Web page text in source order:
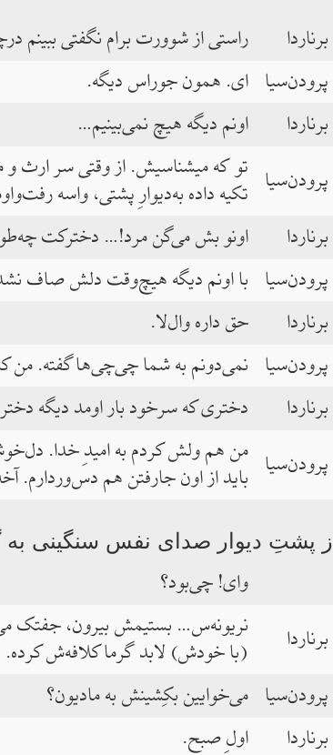
برناردا
راستی از شوورت برام نگفتی ببینم
پرودن‌سیا ای. همون جوراس دیگه.
برناردا
اونم دیگه هیچ نمی‌بینیم…
پرودن‌سیا تو که میشناسیش. از وقتی سر ارث و
تکیه داده به‌دیوارِ پشتی، واسه
برناردا
اونو بش می‌گن مرد!… دخترکت
پرودن‌سیا با اونم دیگه هیچ‌وقت دلش صاف
برناردا
حق داره وال‌لا.
پرودن‌سیا نمی‌دونم به شما چی‌چی‌ها گفته. من
برناردا
دختری که سرخود بار اومد دیگه
پرودن‌سیا من هم ولش کردم به امیدِ خدا.
باید از اون جارفتن هم دس‌وردارم.
از پشتِ دیوار صدای نفس سنگینی
وای! چی‌بود؟
برناردا
نریونه‌س… بستیمش بیرون، جفتک
(با خودش) لابد گرما کلافه‌ش کرده.
پرودن‌سیا می‌خوایین بکِشینش به مادیون؟
برناردا
اولِ صبح.